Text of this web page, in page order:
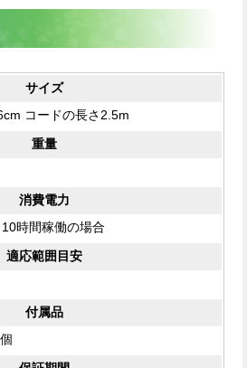
サイズ
コードの長さ2.5m
重量
消費電力
時間稼働の場合
適応範囲目安
付属品